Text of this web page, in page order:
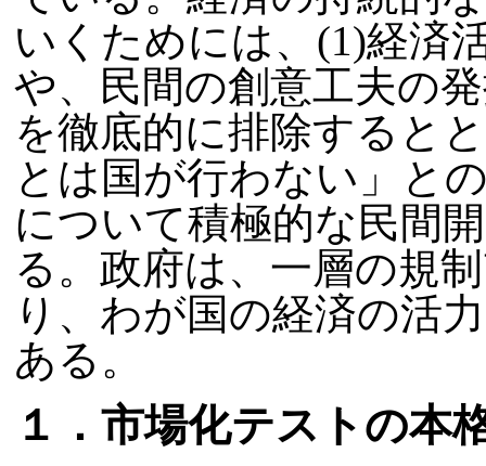
いくためには、(1)経済
や、民間の創意工夫の
を徹底的に排除すると
とは国が行わない」と
について積極的な民間
る。政府は、一層の規
り、わが国の経済の活
ある。
１．市場化テストの本